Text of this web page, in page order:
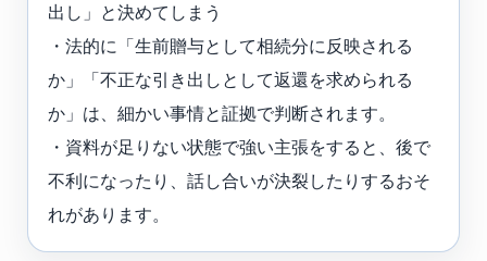
出し」と決めてしまう
・法的に「生前贈与として相続分に反映される
か」「不正な引き出しとして返還を求められる
か」は、細かい事情と証拠で判断されます。
・資料が足りない状態で強い主張をすると、後で
不利になったり、話し合いが決裂したりするおそ
れがあります。